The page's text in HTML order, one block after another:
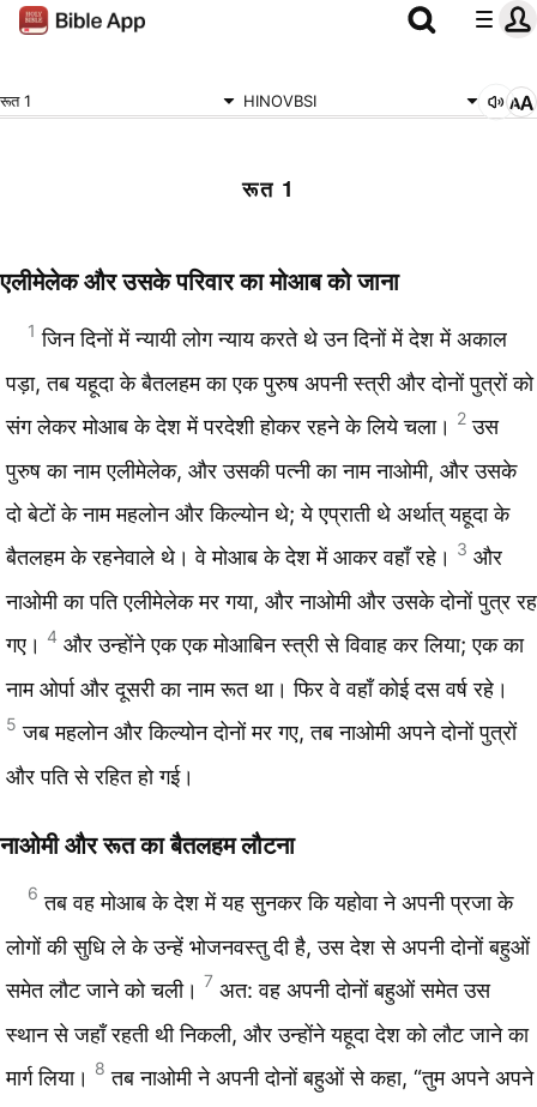
रूत 1 HINOVBSI
रूत 1
एलीमेलेक और उसके परिवार का मोआब को जाना
1 जिन दिनों में न्यायी लोग न्याय करते थे उन दिनों में देश में अकाल
पड़ा, तब यहूदा के बैतलहम का एक पुरुष अपनी स्त्री और दोनों पुत्रों को
संग लेकर मोआब के देश में परदेशी होकर रहने के लिये चला। 2 उस
पुरुष का नाम एलीमेलेक, और उसकी पत्नी का नाम नाओमी, और उसके
दो बेटों के नाम महलोन और किल्योन थे; ये एप्राती थे अर्थात् यहूदा के
बैतलहम के रहनेवाले थे। वे मोआब के देश में आकर वहाँ रहे। 3 और
नाओमी का पति एलीमेलेक मर गया, और नाओमी और उसके दोनों पुत्र रह
गए। 4 और उन्होंने एक एक मोआबिन स्त्री से विवाह कर लिया; एक का
नाम ओर्पा और दूसरी का नाम रूत था। फिर वे वहाँ कोई दस वर्ष रहे।
5 जब महलोन और किल्योन दोनों मर गए, तब नाओमी अपने दोनों पुत्रों
और पति से रहित हो गई।
नाओमी और रूत का बैतलहम लौटना
6 तब वह मोआब के देश में यह सुनकर कि यहोवा ने अपनी प्रजा के
लोगों की सुधि ले के उन्हें भोजनवस्तु दी है, उस देश से अपनी दोनों बहुओं
समेत लौट जाने को चली। 7 अत: वह अपनी दोनों बहुओं समेत उस
स्थान से जहाँ रहती थी निकली, और उन्होंने यहूदा देश को लौट जाने का
मार्ग लिया। 8 तब नाओमी ने अपनी दोनों बहुओं से कहा, “तुम अपने अपने